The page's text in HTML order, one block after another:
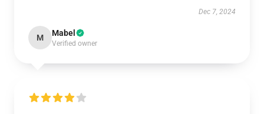
Dec 7, 2024
M Mabel
Verified owner